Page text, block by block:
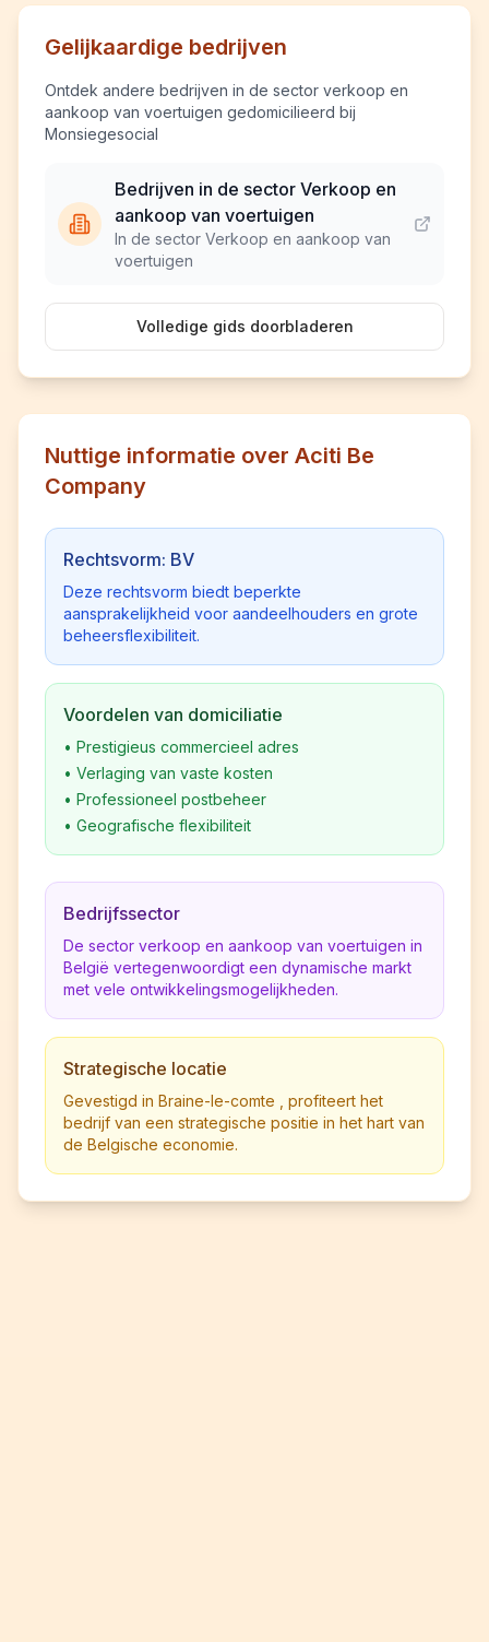
Gelijkaardige bedrijven
Ontdek andere bedrijven in de sector verkoop en
aankoop van voertuigen gedomicilieerd bij
Monsiegesocial
Bedrijven in de sector Verkoop en
aankoop van voertuigen
In de sector Verkoop en aankoop van
voertuigen
Volledige gids doorbladeren
Nuttige informatie over Aciti Be
Company
Rechtsvorm: BV
Deze rechtsvorm biedt beperkte
aansprakelijkheid voor aandeelhouders en grote
beheersflexibiliteit.
Voordelen van domiciliatie
• Prestigieus commercieel adres
• Verlaging van vaste kosten
• Professioneel postbeheer
• Geografische flexibiliteit
Bedrijfssector
De sector verkoop en aankoop van voertuigen in
België vertegenwoordigt een dynamische markt
met vele ontwikkelingsmogelijkheden.
Strategische locatie
Gevestigd in Braine-le-comte , profiteert het
bedrijf van een strategische positie in het hart van
de Belgische economie.